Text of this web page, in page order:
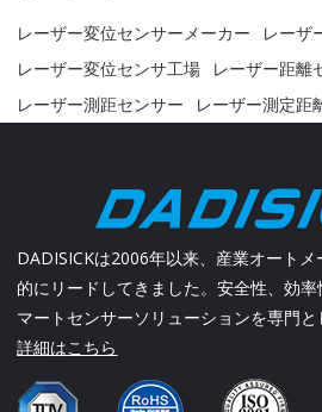
レーザー変位センサーメーカー
レーザ
レーザー変位センサ工場
レーザー距離
レーザー測距センサー
レーザー測定距
DADISICKは2006年以来、産業オート
的にリードしてきました。安全性、効
マートセンサーソリューションを専門と
詳細はこちら